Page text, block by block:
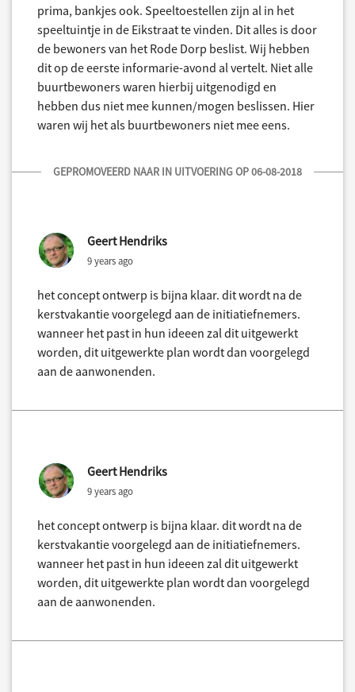
prima, bankjes ook. Speeltoestellen zijn al in het
speeltuintje in de Eikstraat te vinden. Dit alles is door
de bewoners van het Rode Dorp beslist. Wij hebben
dit op de eerste informarie-avond al vertelt. Niet alle
buurtbewoners waren hierbij uitgenodigd en
hebben dus niet mee kunnen/mogen beslissen. Hier
waren wij het als buurtbewoners niet mee eens.
GEPROMOVEERD NAAR IN UITVOERING OP 06-08-2018
Geert Hendriks
9 years ago
het concept ontwerp is bijna klaar. dit wordt na de
kerstvakantie voorgelegd aan de initiatiefnemers.
wanneer het past in hun ideeen zal dit uitgewerkt
worden, dit uitgewerkte plan wordt dan voorgelegd
aan de aanwonenden.
Geert Hendriks
9 years ago
het concept ontwerp is bijna klaar. dit wordt na de
kerstvakantie voorgelegd aan de initiatiefnemers.
wanneer het past in hun ideeen zal dit uitgewerkt
worden, dit uitgewerkte plan wordt dan voorgelegd
aan de aanwonenden.